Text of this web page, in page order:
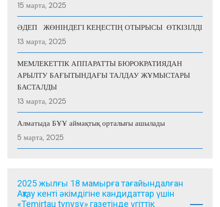
15 марта, 2025
ӘДЕП ЖӨНІНДЕГІ КЕҢЕСТІҢ ОТЫРЫСЫ ӨТКІЗІЛДІ
13 марта, 2025
МЕМЛЕКЕТТІК АППАРАТТЫ БЮРОКРАТИЯДАН
АРЫЛТУ БАҒЫТЫНДАҒЫ ТАЛДАУ ЖҰМЫСТАРЫ
БАСТАЛДЫ
13 марта, 2025
Алматыда БҰҰ аймақтық орталығы ашылады
5 марта, 2025
2025 жылғы 18 мамырға тағайындалған
Ақтау кенті әкімдігіне кандидаттар үшін
«Temirtau tynysy» газетінде үгіттік